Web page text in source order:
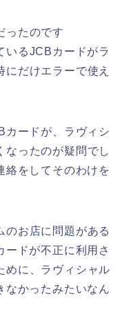
ったのです
いるJCBカードがラ
だけエラーで使え
カードが、ラヴィシ
なったのが疑問でし
絡をしてそのわけを
のお店に問題がある
ドが不正に利用さ
めに、ラヴィシャル
なかったみたいなん